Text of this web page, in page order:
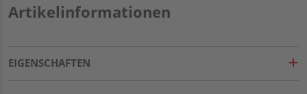
Artikelinformationen
EIGENSCHAFTEN